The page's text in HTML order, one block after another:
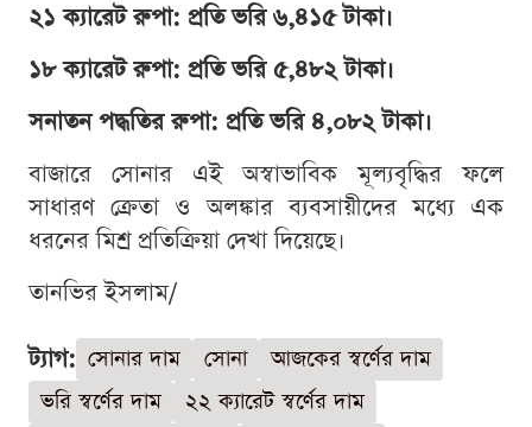
২১ ক্যারেট রুপা: প্রতি ভরি ৬,৪১৫ টাকা।
১৮ ক্যারেট রুপা: প্রতি ভরি ৫,৪৮২ টাকা।
সনাতন পদ্ধতির রুপা: প্রতি ভরি ৪,০৮২ টাকা।
বাজারে সোনার এই অস্বাভাবিক মূল্যবৃদ্ধির ফলে
সাধারণ ক্রেতা ও অলঙ্কার ব্যবসায়ীদের মধ্যে এক
ধরনের মিশ্র প্রতিক্রিয়া দেখা দিয়েছে।
তানভির ইসলাম/
ট্যাগ: সোনার দাম সোনা
আজকের স্বর্ণের দাম
ভরি স্বর্ণের দাম
২২ ক্যারেট স্বর্ণের দাম